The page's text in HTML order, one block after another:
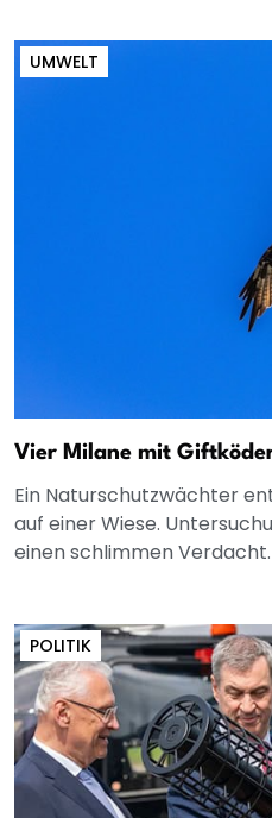
UMWELT
Vier Milane mit
Ein Naturschutzwächter
auf einer Wiese.
einen schlimmen Verdacht.
POLITIK